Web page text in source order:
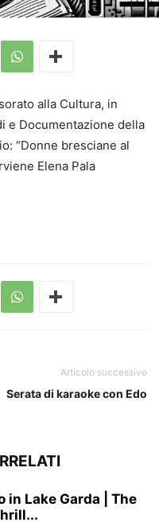
alla Cultura, in
e Documentazione della
“Donne bresciane al
Elena Pala
Articolo successivo
Serata di karaoke con Edo
in Lake Garda | The